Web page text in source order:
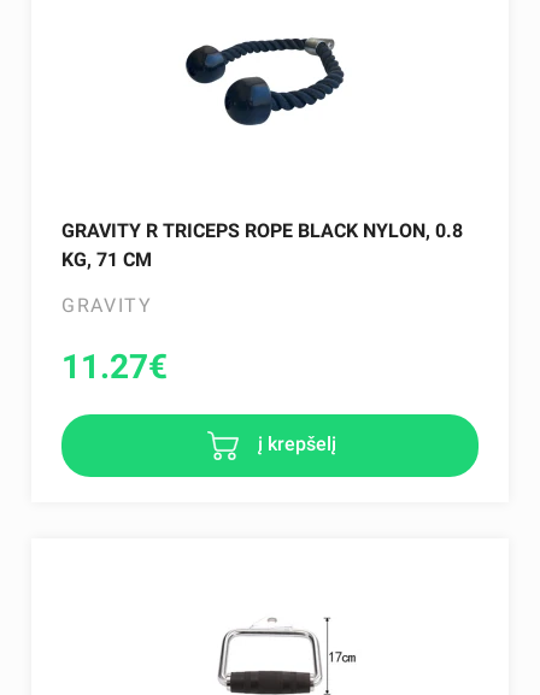
GRAVITY R TRICEPS ROPE BLACK NYLON, 0.8
KG, 71 CM
GRAVITY
11.27€
į krepšelį